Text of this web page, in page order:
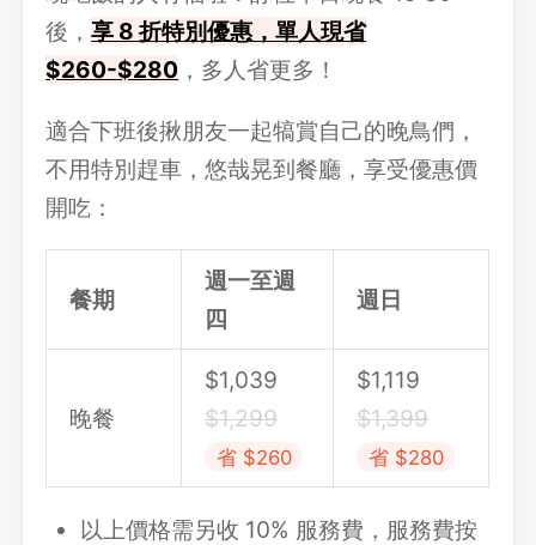
後，享 8 折特別優惠，單人現省
$260-$280 ，多人省更多！
適合下班後揪朋友一起犒賞自己的晚鳥們，
不用特別趕車，悠哉晃到餐廳，享受優惠價
開吃：
餐期
週一至週
四
週日
晚餐
$1,039
$1,299
省 $260
$1,119
$1,399
省 $280
以上價格需另收 10% 服務費，服務費按